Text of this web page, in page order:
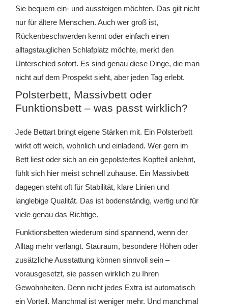
Sie bequem ein- und aussteigen möchten. Das gilt nicht
nur für ältere Menschen. Auch wer groß ist,
Rückenbeschwerden kennt oder einfach einen
alltagstauglichen Schlafplatz möchte, merkt den
Unterschied sofort. Es sind genau diese Dinge, die man
nicht auf dem Prospekt sieht, aber jeden Tag erlebt.
Polsterbett, Massivbett oder
Funktionsbett – was passt wirklich?
Jede Bettart bringt eigene Stärken mit. Ein Polsterbett
wirkt oft weich, wohnlich und einladend. Wer gern im
Bett liest oder sich an ein gepolstertes Kopfteil anlehnt,
fühlt sich hier meist schnell zuhause. Ein Massivbett
dagegen steht oft für Stabilität, klare Linien und
langlebige Qualität. Das ist bodenständig, wertig und für
viele genau das Richtige.
Funktionsbetten wiederum sind spannend, wenn der
Alltag mehr verlangt. Stauraum, besondere Höhen oder
zusätzliche Ausstattung können sinnvoll sein –
vorausgesetzt, sie passen wirklich zu Ihren
Gewohnheiten. Denn nicht jedes Extra ist automatisch
ein Vorteil. Manchmal ist weniger mehr. Und manchmal